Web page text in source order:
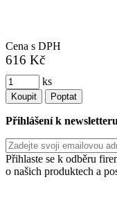
Cena s DPH
616 Kč
ks
Koupit Poptat
Přihlášení k newsletteru
Přihlaste se k odběru
o našich produktech a